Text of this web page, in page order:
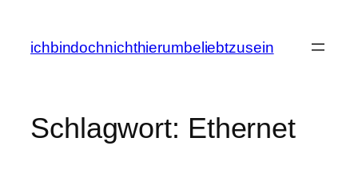
springen
ichbindochnichthierumbeliebtzusein
Schlagwort: Ethernet